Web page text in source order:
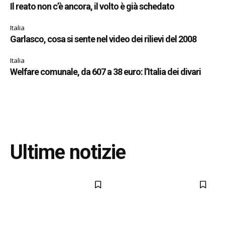
Il reato non c’è ancora, il volto è già schedato
Italia
Garlasco, cosa si sente nel video dei rilievi del 2008
Italia
Welfare comunale, da 607 a 38 euro: l’Italia dei divari
Ultime notizie